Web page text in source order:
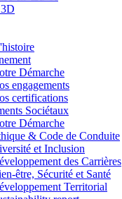
Démarche
engagements
certifications
Sociétaux
Démarche
& Code de Conduite
et Inclusion
des Carrières
être, Sécurité et Santé
Territorial